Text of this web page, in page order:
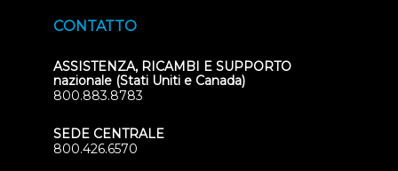
CONTATTO
ASSISTENZA, RICAMBI E SUPPORTO
nazionale (Stati Uniti e Canada)
800.883.8783
SEDE CENTRALE
800.426.6570